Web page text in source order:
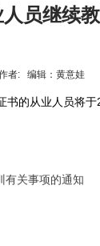
员继续
者: 编辑：黄意娃
的从业人员将
有关事项的通知